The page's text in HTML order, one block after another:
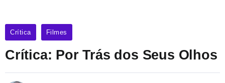
Crítica Filmes
Crítica: Por Trás dos Seus Olhos